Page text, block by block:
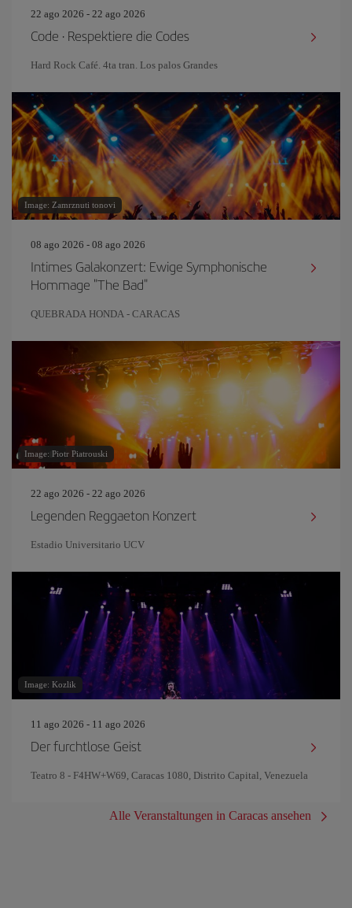
22 ago 2026 - 22 ago 2026
Code · Respektiere die Codes
Hard Rock Café. 4ta tran. Los palos Grandes
Image: Zamrznuti tonovi
08 ago 2026 - 08 ago 2026
Intimes Galakonzert: Ewige Symphonische
Hommage "The Bad"
QUEBRADA HONDA - CARACAS
Image: Piotr Piatrouski
22 ago 2026 - 22 ago 2026
Legenden Reggaeton Konzert
Estadio Universitario UCV
Image: Kozlik
11 ago 2026 - 11 ago 2026
Der furchtlose Geist
Teatro 8 - F4HW+W69, Caracas 1080, Distrito Capital, Venezuela
Alle Veranstaltungen in Caracas ansehen